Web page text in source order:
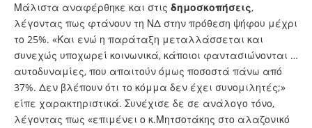
Μάλιστα αναφέρθηκε και στις δημοσκοπήσεις,
λέγοντας πως φτάνουν τη ΝΔ στην πρόθεση ψήφου μέχρι
το 25%. «Και ενώ η παράταξη μεταλλάσσεται και
συνεχώς υποχωρεί κοινωνικά, κάποιοι φαντασιώνονται …
αυτοδυναμίες, που απαιτούν όμως ποσοστά πάνω από
37%. Δεν βλέπουν ότι το κόμμα δεν έχει συνομιλητές;»
είπε χαρακτηριστικά. Συνέχισε δε σε ανάλογο τόνο,
λέγοντας πως «επιμένει ο κ.Μητσοτάκης στο αλαζονικό